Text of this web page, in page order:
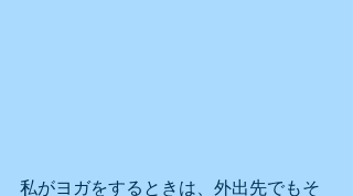
私がヨガをするときは、外出先でもそ